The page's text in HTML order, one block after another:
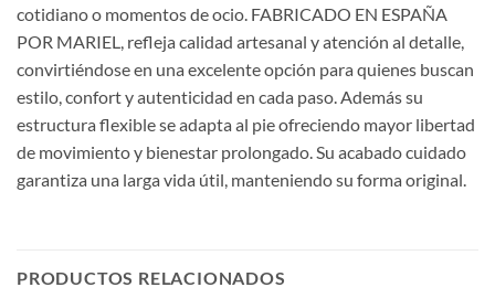
cotidiano o momentos de ocio. FABRICADO EN ESPAÑA
POR MARIEL, refleja calidad artesanal y atención al detalle,
convirtiéndose en una excelente opción para quienes buscan
estilo, confort y autenticidad en cada paso. Además su
estructura flexible se adapta al pie ofreciendo mayor libertad
de movimiento y bienestar prolongado. Su acabado cuidado
garantiza una larga vida útil, manteniendo su forma original.
PRODUCTOS RELACIONADOS